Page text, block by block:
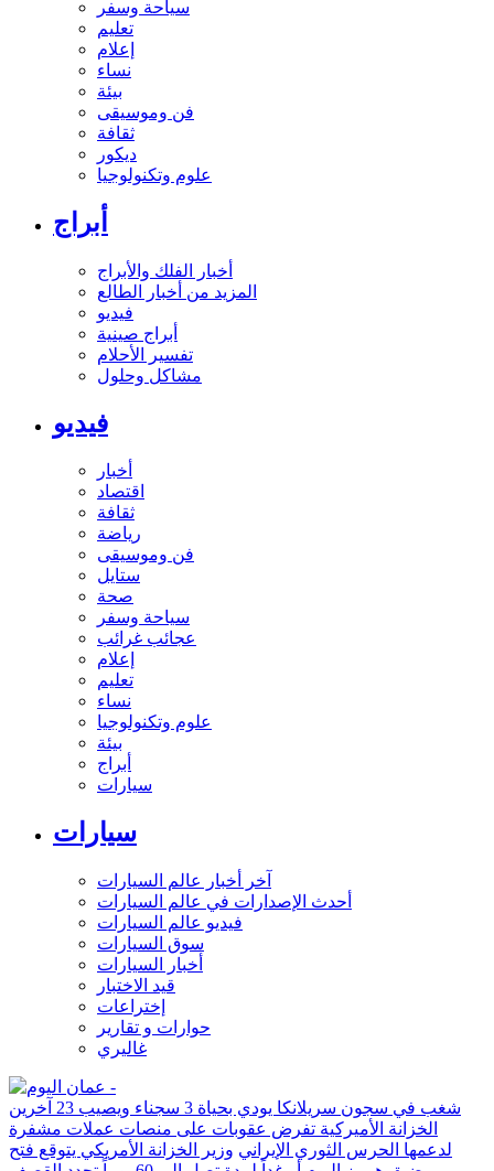
سياحة وسفر
تعليم
إعلام
نساء
بيئة
فن وموسيقى
ثقافة
ديكور
علوم وتكنولوجيا
أبراج
أخبار الفلك والأبراج
المزيد من أخبار الطالع
فيديو
أبراج صينية
تفسير الأحلام
مشاكل وحلول
فيديو
أخبار
اقتصاد
ثقافة
رياضة
فن وموسيقى
ستايل
صحة
سياحة وسفر
عجائب غرائب
إعلام
تعليم
نساء
علوم وتكنولوجيا
بيئة
أبراج
سيارات
سيارات
آخر أخبار عالم السيارات
أحدث الإصدارات في عالم السيارات
فيديو عالم السيارات
سوق السيارات
أخبار السيارات
قيد الاختبار
إختراعات
حوارات و تقارير
غاليري
شغب في سجون سريلانكا يودي بحياة 3 سجناء ويصيب 23 آخرين
الخزانة الأميركية تفرض عقوبات على منصات عملات مشفرة
لدعمها الحرس الثوري الإيراني وزير الخزانة الأمريكي يتوقع فتح